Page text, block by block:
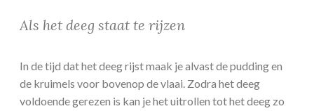
Als het deeg staat te rijzen
In de tijd dat het deeg rijst maak je alvast de pudding en
de kruimels voor bovenop de vlaai. Zodra het deeg
voldoende gerezen is kan je het uitrollen tot het deeg zo